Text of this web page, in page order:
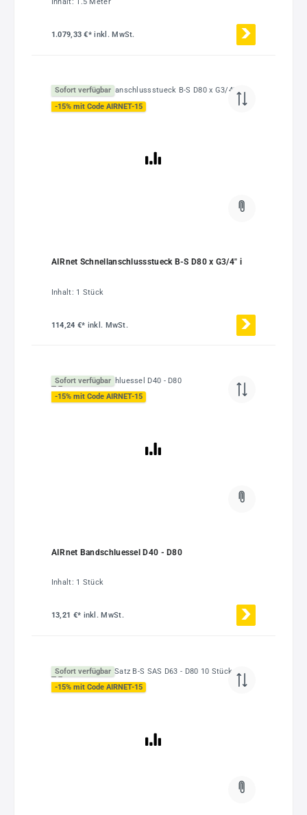
1.079,33 €*inkl. MwSt.
Sofort verfügbar
-15% mit Code AIRNET-15
AIRnet Schnellanschlussstueck B-S D80 x G3/4" i
Inhalt: 1 Stück
114,24 €* inkl. MwSt.
Sofort verfügbar
-15% mit Code AIRNET-15
AIRnet Bandschluessel D40 - D80
Inhalt: 1 Stück
13,21 €* inkl. MwSt.
Sofort verfügbar
-15% mit Code AIRNET-15